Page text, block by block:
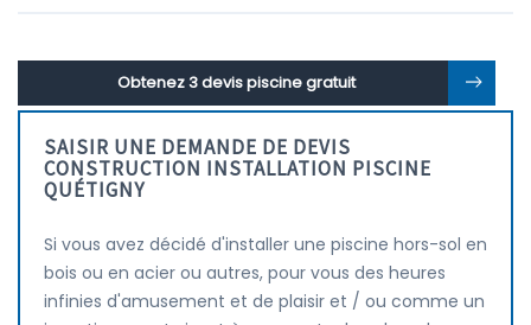
Obtenez 3 devis piscine gratuit
SAISIR UNE DEMANDE DE DEVIS
CONSTRUCTION INSTALLATION PISCINE
QUÉTIGNY
Si vous avez décidé d'installer une piscine hors-sol en
bois ou en acier ou autres, pour vous des heures
infinies d'amusement et de plaisir et / ou comme un